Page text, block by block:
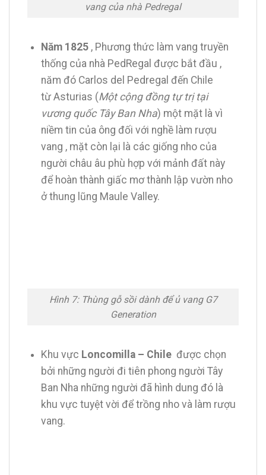
vang của nhà Pedregal
Năm 1825, Phương thức làm vang truyền
thống của nhà PedRegal được bắt đầu ,
năm đó Carlos del Pedregal đến Chile
từ Asturias (Một cộng đồng tự trị tại
vương quốc Tây Ban Nha) một mặt là vì
niềm tin của ông đối với nghề làm rượu
vang , mặt còn lại là các giống nho của
người châu âu phù hợp với mảnh đất này
để hoàn thành giấc mơ thành lập vườn nho
ở thung lũng Maule Valley.
Hình 7: Thùng gỗ sồi dành để ủ vang G7
Generation
Khu vực Loncomilla – Chile được chọn
bởi những người đi tiên phong người Tây
Ban Nha những người đã hình dung đó là
khu vực tuyệt vời để trồng nho và làm rượu
vang.